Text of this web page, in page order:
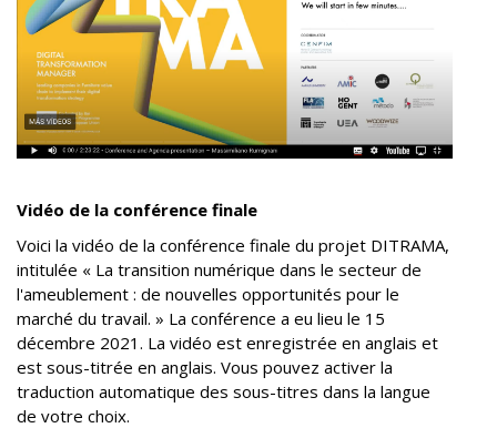
Vidéo de la conférence finale
Voici la vidéo de la conférence finale du projet DITRAMA,
intitulée « La transition numérique dans le secteur de
l'ameublement : de nouvelles opportunités pour le
marché du travail. » La conférence a eu lieu le 15
décembre 2021. La vidéo est enregistrée en anglais et
est sous-titrée en anglais. Vous pouvez activer la
traduction automatique des sous-titres dans la langue
de votre choix.